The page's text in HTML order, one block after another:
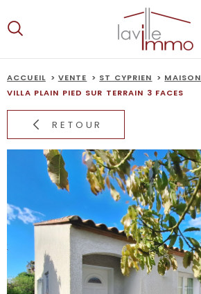
au
menu
au
contenu
ACCUEIL VENTE ST CYPRIEN MAISON
VILLA PLAIN PIED SUR TERRAIN 3 FACES
RETOUR